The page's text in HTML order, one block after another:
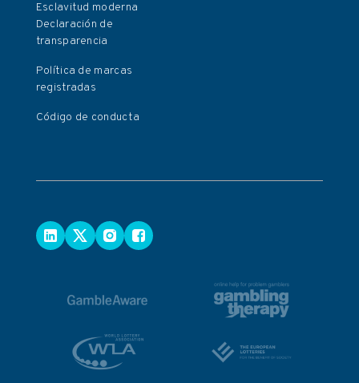
Esclavitud moderna
Declaración de
transparencia
Política de marcas
registradas
Código de conducta